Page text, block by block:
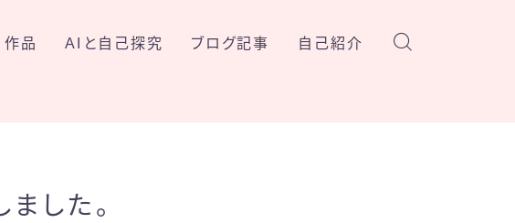
作品
LINEアイテム
AIと自己探究 ブログ記事 自己紹介
した。